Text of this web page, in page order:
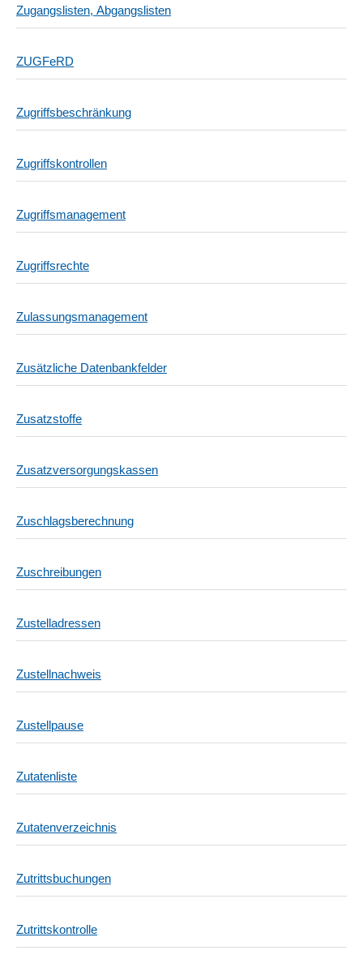
Zugangslisten, Abgangslisten
ZUGFeRD
Zugriffsbeschränkung
Zugriffskontrollen
Zugriffsmanagement
Zugriffsrechte
Zulassungsmanagement
Zusätzliche Datenbankfelder
Zusatzstoffe
Zusatzversorgungskassen
Zuschlagsberechnung
Zuschreibungen
Zustelladressen
Zustellnachweis
Zustellpause
Zutatenliste
Zutatenverzeichnis
Zutrittsbuchungen
Zutrittskontrolle